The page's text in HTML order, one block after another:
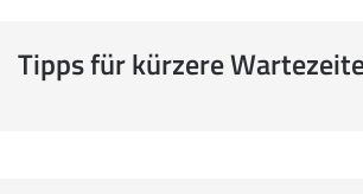
Tipps für kürzere